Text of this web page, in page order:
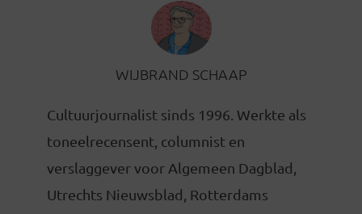
WIJBRAND SCHAAP
Cultuurjournalist sinds 1996. Werkte als
toneelrecensent, columnist en
verslaggever voor Algemeen Dagblad,
Utrechts Nieuwsblad, Rotterdams